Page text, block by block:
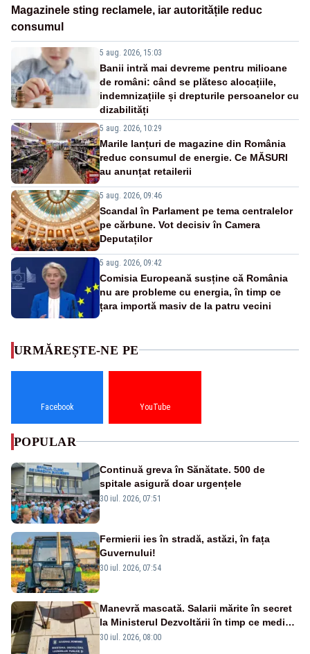
Magazinele sting reclamele, iar autoritățile reduc
consumul
5 aug. 2026, 15:03
Banii intră mai devreme pentru milioane
de români: când se plătesc alocațiile,
indemnizațiile și drepturile persoanelor cu
dizabilități
5 aug. 2026, 10:29
Marile lanțuri de magazine din România
reduc consumul de energie. Ce MĂSURI
au anunțat retailerii
5 aug. 2026, 09:46
Scandal în Parlament pe tema centralelor
pe cărbune. Vot decisiv în Camera
Deputaților
5 aug. 2026, 09:42
Comisia Europeană susține că România
nu are probleme cu energia, în timp ce
țara importă masiv de la patru vecini
URMĂREȘTE-NE PE
Facebook YouTube
POPULAR
Continuă greva în Sănătate. 500 de
spitale asigură doar urgențele
30 iul. 2026, 07:51
Fermierii ies în stradă, astăzi, în fața
Guvernului!
30 iul. 2026, 07:54
Manevră mascată. Salarii mărite în secret
la Ministerul Dezvoltării în timp ce medicii
ies în stradă
30 iul. 2026, 08:00